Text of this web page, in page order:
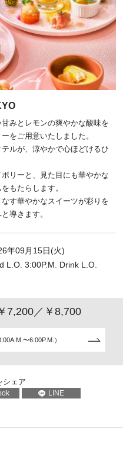
みとレモンの爽やかな酸味を
をご用意いたしました。
ルが、涼やかで心ほどけるひ
リーと、見た目にも華やかな
もたらします。
す華やかなスイーツが彩りを
導きます。
年09月15日(火)
L.O. 3:00P.M. Drink L.O.
7,200／￥8,700
〜6:00P.M.）
シェア
LINE